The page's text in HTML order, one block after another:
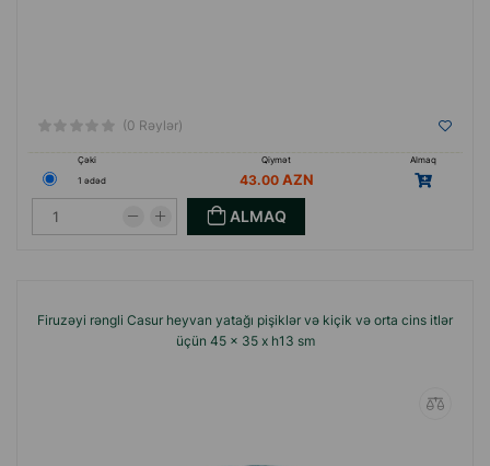
(0 Rəylər)
Çəki Qiymət
Almaq
1 ədəd
43.00
ALMAQ
Firuzəyi rəngli Casur heyvan yatağı pişiklər və kiçik və orta cins itlər
üçün 45 x 35 x h13 sm